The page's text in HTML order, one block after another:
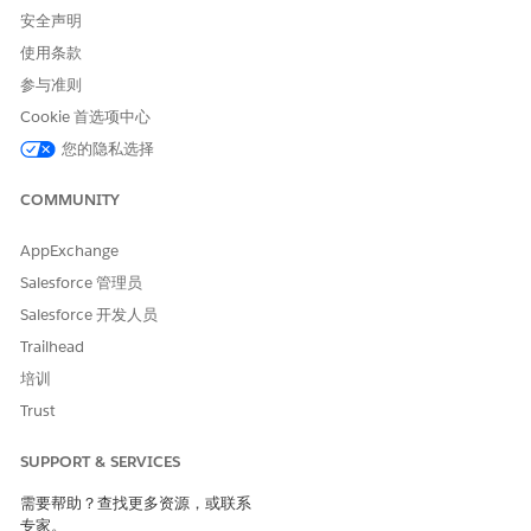
安全声明
使用条款
参与准则
Cookie 首选项中心
您的隐私选择
COMMUNITY
AppExchange
Salesforce 管理员
Salesforce 开发人员
Trailhead
培训
Trust
SUPPORT & SERVICES
需要帮助？查找更多资源，或联系
专家。